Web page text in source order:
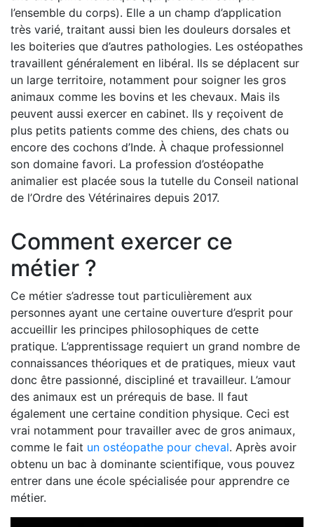
l’ensemble du corps). Elle a un champ d’application
très varié, traitant aussi bien les douleurs dorsales et
les boiteries que d’autres pathologies. Les ostéopathes
travaillent généralement en libéral. Ils se déplacent sur
un large territoire, notamment pour soigner les gros
animaux comme les bovins et les chevaux. Mais ils
peuvent aussi exercer en cabinet. Ils y reçoivent de
plus petits patients comme des chiens, des chats ou
encore des cochons d’Inde. À chaque professionnel
son domaine favori. La profession d’ostéopathe
animalier est placée sous la tutelle du Conseil national
de l’Ordre des Vétérinaires depuis 2017.
Comment exercer ce
métier ?
Ce métier s’adresse tout particulièrement aux
personnes ayant une certaine ouverture d’esprit pour
accueillir les principes philosophiques de cette
pratique. L’apprentissage requiert un grand nombre de
connaissances théoriques et de pratiques, mieux vaut
donc être passionné, discipliné et travailleur. L’amour
des animaux est un prérequis de base. Il faut
également une certaine condition physique. Ceci est
vrai notamment pour travailler avec de gros animaux,
comme le fait un ostéopathe pour cheval. Après avoir
obtenu un bac à dominante scientifique, vous pouvez
entrer dans une école spécialisée pour apprendre ce
métier.